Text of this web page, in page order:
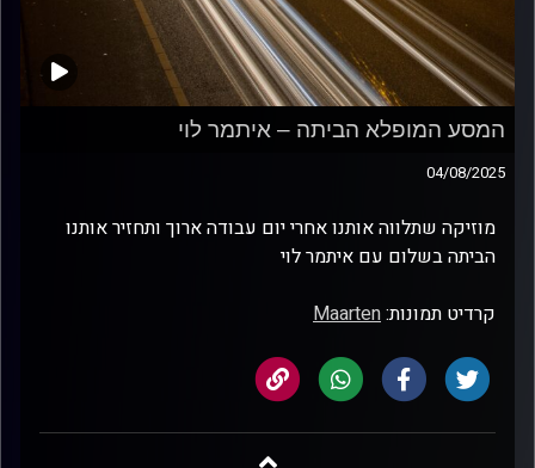
המסע המופלא הביתה – איתמר לוי
04/08/2025
מוזיקה שתלווה אותנו אחרי יום עבודה ארוך ותחזיר אותנו
הביתה בשלום עם איתמר לוי
קרדיט תמונות:Maarten